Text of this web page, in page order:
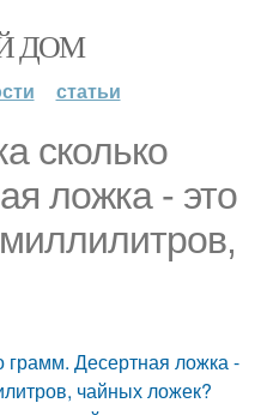
ДОМ
статьи
сколько
ложка - это
грамм. Десертная ложка -
чайных ложек?